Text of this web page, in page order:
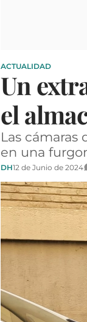
ACTUALIDAD
Un
el
Las
en una
DH12 de Junio de 2024